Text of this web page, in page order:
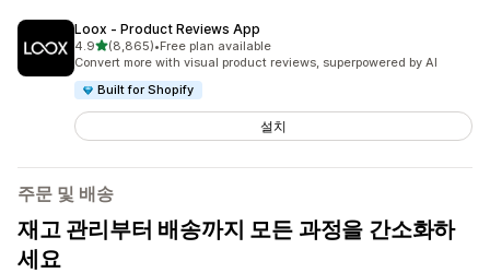
Loox ‑ Product Reviews App
4.9별 5개 중
(8,865)
총 리뷰 8865개
•Free plan available
Convert more with visual product reviews, superpowered by AI
Built for Shopify
설치
주문 및 배송
재고 관리부터 배송까지 모든 과정을 간소화하
세요